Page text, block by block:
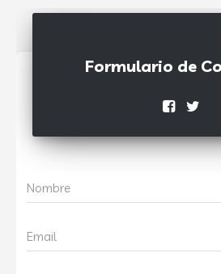
Formulario de
Nombre
Email